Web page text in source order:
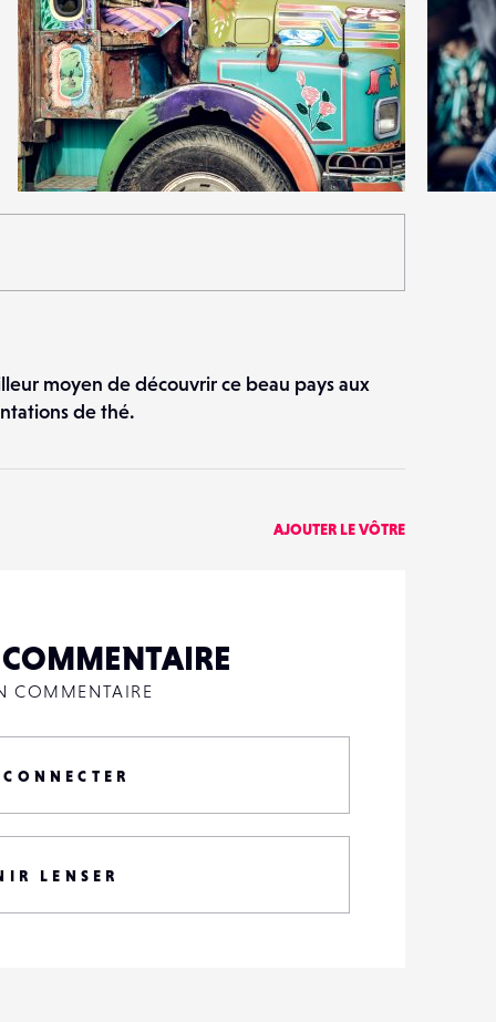
3
22
1
moyen de découvrir ce beau pays aux
de thé.
AJOUTER LE VÔTRE
COMMENTAIRE
LENSER